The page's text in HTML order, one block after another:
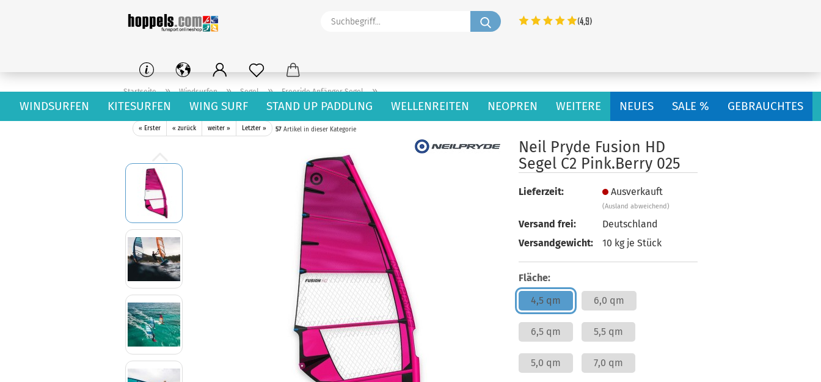
Suchbegriff...
WINDSURFEN KITESURFEN WING SURF STAND UP PADDLING WELLENREITEN NEOPREN NEUES SALE % GEBRAUCHTES
WEITERE
Startseite » Windsurfen » Segel » Freeride Anfänger Segel »
Neil Pryde Fusion HD Segel C2 Pink.Berry 025
« Erster « zurück weiter » Letzter » 57 Artikel in dieser Kategorie
Neil Pryde Fusion HD
Segel C2 Pink.Berry 025
Lieferzeit: Ausverkauft
(Ausland abweichend)
Versand frei:
Deutschland
Versandgewicht:
10 kg je Stück
Fläche:
4,5 qm
6,0 qm
6,5 qm 5,5 qm
5,0 qm 7,0 qm